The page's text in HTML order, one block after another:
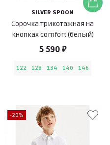
SILVER SPOON
Сорочка трикотажная на
кнопках comfort (белый)
5 590 ₽
122 128 134 140 146
-20%